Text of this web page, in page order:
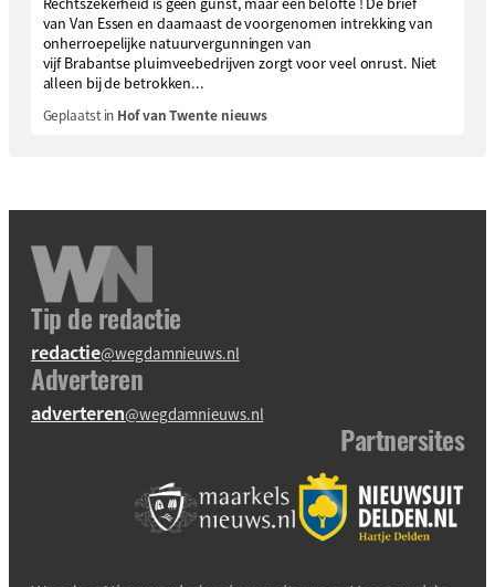
van Van Essen en daarnaast de voorgenomen intrekking van
onherroepelijke natuurvergunningen van
vijf Brabantse pluimveebedrijven zorgt voor veel onrust. Niet
alleen bij de betrokken...
Geplaatst in Hof van Twente nieuws
Tip de redactie
redactie@wegdamnieuws.nl
Adverteren
adverteren@wegdamnieuws.nl
Partnersites